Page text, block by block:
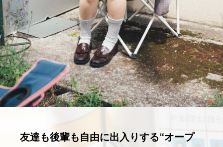
友達も後輩も自由に出入りする“オープ